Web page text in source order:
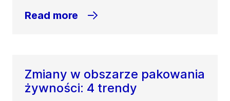
Read more
Zmiany w obszarze pakowania
żywności: 4 trendy